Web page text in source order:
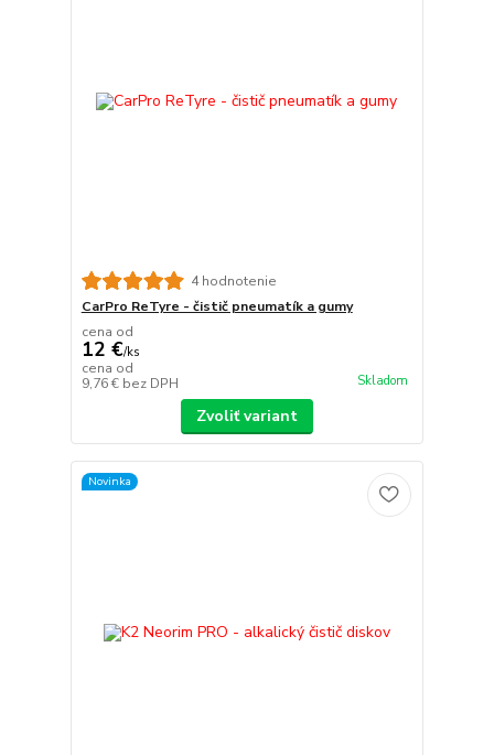
4 hodnotenie
CarPro ReTyre - čistič pneumatík a gumy
cena od
12 €/ks
cena od
9,76 € bez DPH Skladom
Zvoliť variant
Novinka